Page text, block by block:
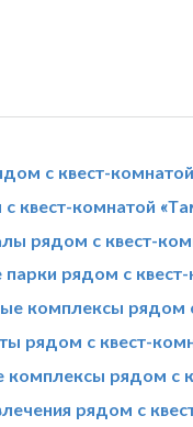
с квест-
квест-комнатой
рядом с квест-
парки рядом с
комплексы рядом
рядом с квест-
комплексы рядом с
рядом с